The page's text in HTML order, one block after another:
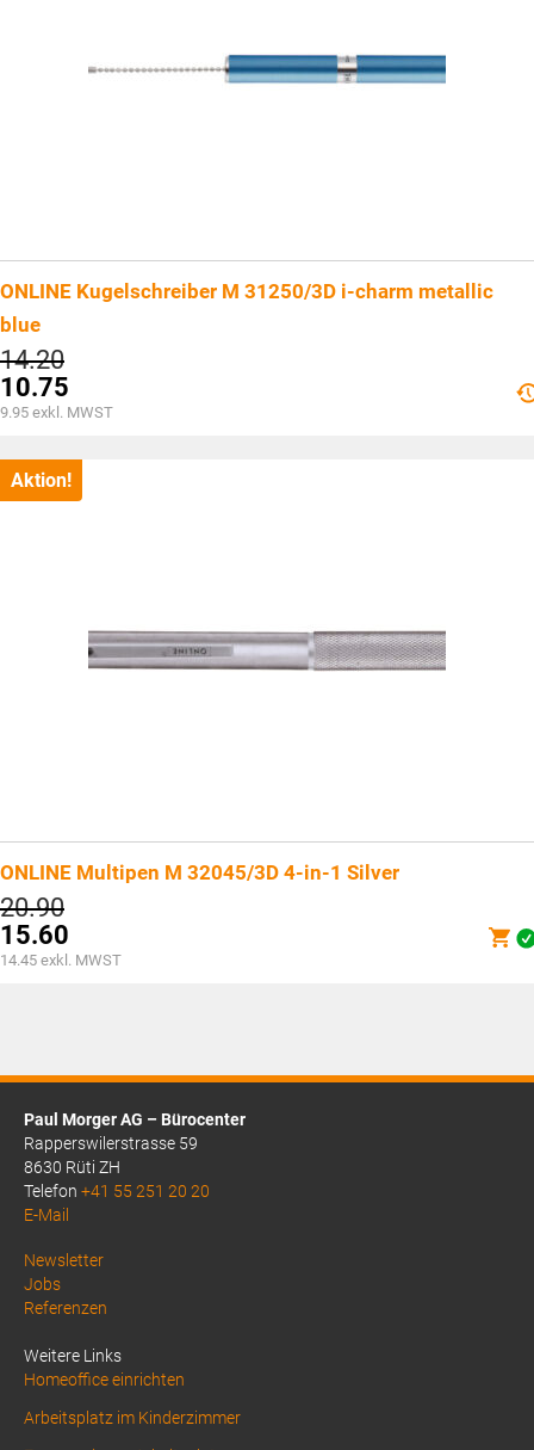
ONLINE Kugelschreiber M 31250/3D i-charm metallic
blue
14.20Ursprünglicher
Preis
war:
CHF14.20
10.75
Aktueller
ist:
CHF10.75.
9.95 exkl. MWST
Aktion!
ONLINE Multipen M 32045/3D 4-in-1 Silver
20.90Ursprünglicher
Preis
war:
CHF20.90
15.60
Aktueller
14.45 exkl. MWST
Paul Morger AG – Bürocenter
Rapperswilerstrasse 59
8630 Rüti ZH
Telefon +41 55 251 20 20
E-Mail
Above
Footer
Newsletter
Jobs
Referenzen
Weitere Links
Homeoffice einrichten
Arbeitsplatz im Kinderzimmer